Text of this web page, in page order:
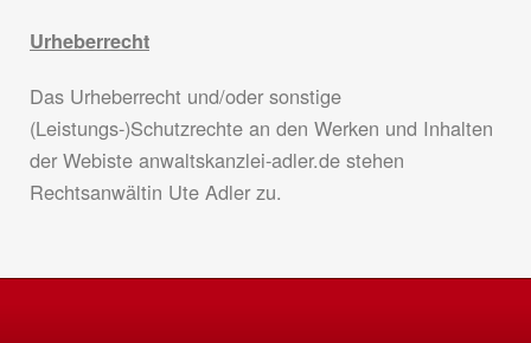
Urheberrecht
Das Urheberrecht und/oder sonstige
(Leistungs-)Schutzrechte an den Werken und Inhalten
der Webiste anwaltskanzlei-adler.de stehen
Rechtsanwältin Ute Adler zu.